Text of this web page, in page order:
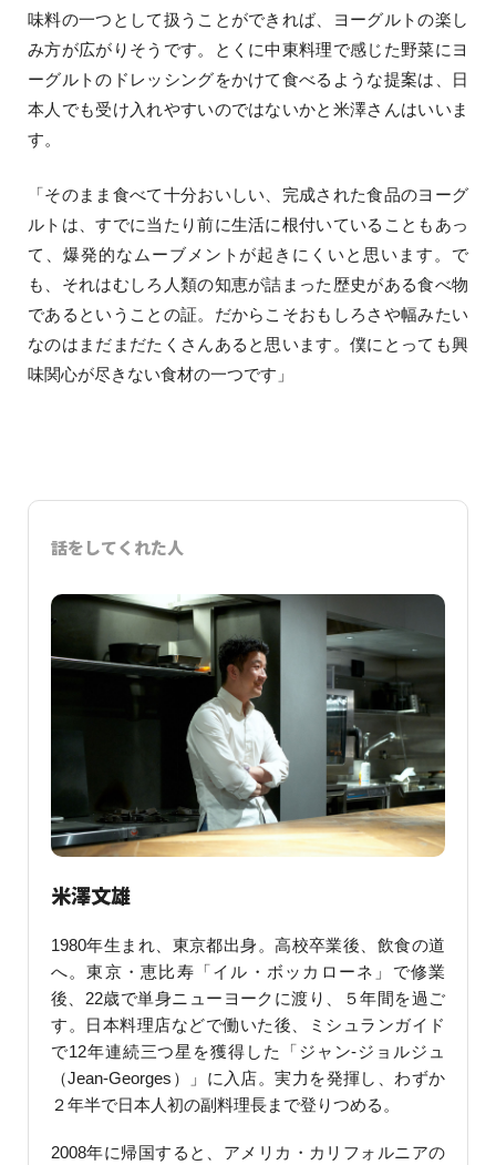
味料の一つとして扱うことができれば、ヨーグルトの楽し
み方が広がりそうです。とくに中東料理で感じた野菜にヨ
ーグルトのドレッシングをかけて食べるような提案は、日
本人でも受け入れやすいのではないかと米澤さんはいいま
す。
「そのまま食べて十分おいしい、完成された食品のヨーグ
ルトは、すでに当たり前に生活に根付いていることもあっ
て、爆発的なムーブメントが起きにくいと思います。で
も、それはむしろ人類の知恵が詰まった歴史がある食べ物
であるということの証。だからこそおもしろさや幅みたい
なのはまだまだたくさんあると思います。僕にとっても興
味関心が尽きない食材の一つです」
話をしてくれた人
米澤文雄
1980年生まれ、東京都出身。高校卒業後、飲食の道
へ。東京・恵比寿「イル・ボッカローネ」で修業
後、22歳で単身ニューヨークに渡り、５年間を過ご
す。日本料理店などで働いた後、ミシュランガイド
で12年連続三つ星を獲得した「ジャン-ジョルジュ
（Jean-Georges）」に入店。実力を発揮し、わずか
２年半で日本人初の副料理長まで登りつめる。
2008年に帰国すると、アメリカ・カリフォルニアの